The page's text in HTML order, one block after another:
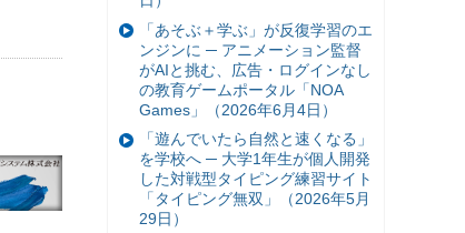
「あそぶ＋学ぶ」が反復学習のエ
ンジンに ─ アニメーション監督
がAIと挑む、広告・ログインなし
の教育ゲームポータル「NOA
Games」（2026年6月4日）
「遊んでいたら自然と速くなる」
を学校へ ─ 大学1年生が個人開発
した対戦型タイピング練習サイト
「タイピング無双」（2026年5月
29日）